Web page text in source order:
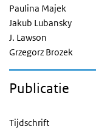
Paulina Majek
Jakub Lubansky
J. Lawson
Grzegorz Brozek
Publicatie
Tijdschrift